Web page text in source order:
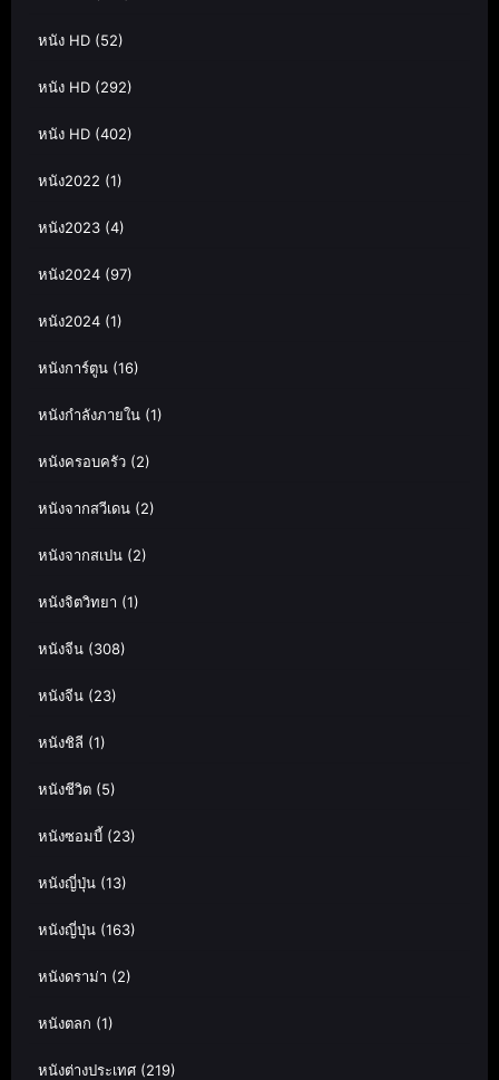
หนัง HD (52)
หนัง HD (292)
หนัง HD (402)
หนัง2022 (1)
หนัง2023 (4)
หนัง2024 (97)
หนัง2024 (1)
หนังการ์ตูน (16)
หนังกำลังภายใน (1)
หนังครอบครัว (2)
หนังจากสวีเดน (2)
หนังจากสเปน (2)
หนังจิตวิทยา (1)
หนังจีน (308)
หนังจีน (23)
หนังชิลี (1)
หนังชีวิต (5)
หนังซอมบี้ (23)
หนังญี่ปุ่น (13)
หนังญี่ปุ่น (163)
หนังดราม่า (2)
หนังตลก (1)
หนังต่างประเทศ (219)